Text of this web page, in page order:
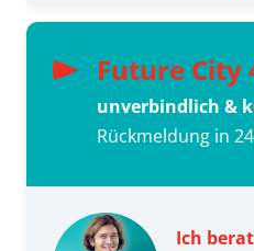
Future City
unverbindlich &
Rückmeldung in
Ich